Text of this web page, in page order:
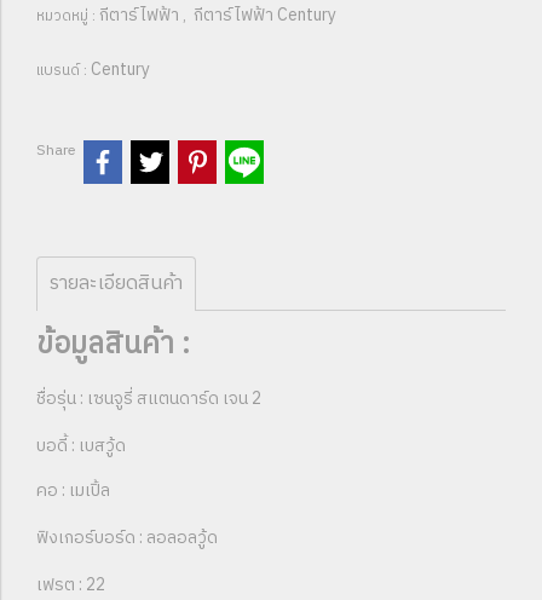
หมวดหมู่ : กีตาร์ไฟฟ้า , กีตาร์ไฟฟ้า Century
แบรนด์ : Century
Share
รายละเอียดสินค้า
ข้อมูลสินค้า :
ชื่อรุ่น : เซนจูรี่ สแตนดาร์ด เจน 2
บอดี้ : เบสวู้ด
คอ : เมเปิ้ล
ฟิงเกอร์บอร์ด : ลอลอลวู้ด
เฟรต : 22